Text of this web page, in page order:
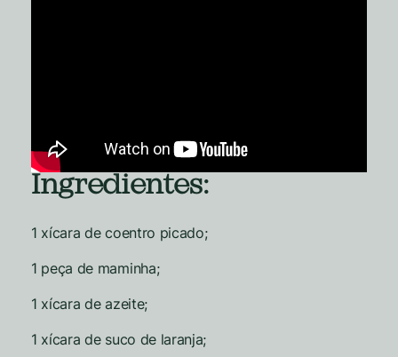
Ingredientes:
1 xícara de coentro picado;
1 peça de maminha;
1 xícara de azeite;
1 xícara de suco de laranja;